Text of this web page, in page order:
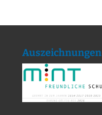
Auszeichnungen